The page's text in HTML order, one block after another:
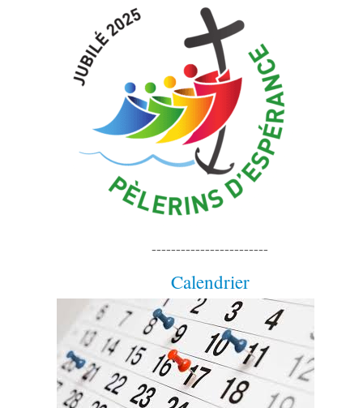
------------------------
Calendrier